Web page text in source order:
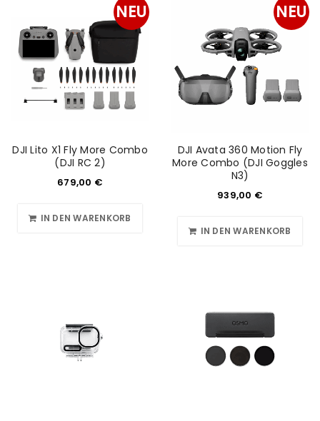
NEU
DJI Lito X1 Fly More Combo
(DJI RC 2)
679,00 €
IN DEN WARENKORB
NEU
DJI Avata 360 Motion Fly
More Combo (DJI Goggles
N3)
939,00 €
IN DEN WARENKORB